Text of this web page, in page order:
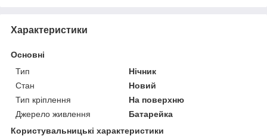
Характеристики
Основні
Тип
Нічник
Стан
Новий
Тип кріплення
На поверхню
Джерело живлення
Батарейка
Користувальницькі характеристики